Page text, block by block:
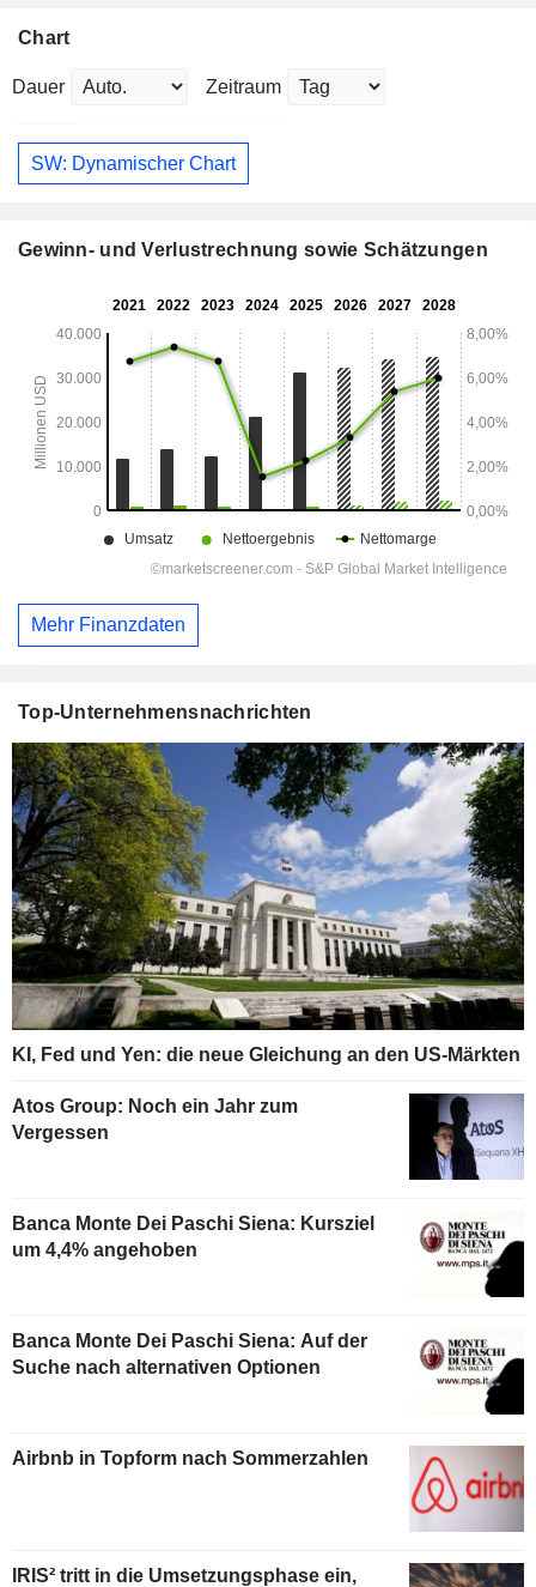
Chart
Dauer Zeitraum
SW: Dynamischer Chart
Gewinn- und Verlustrechnung sowie Schätzungen
Mehr Finanzdaten
Top-Unternehmensnachrichten
KI, Fed und Yen: die neue Gleichung an den US-Märkten
Atos Group: Noch ein Jahr zum
Vergessen
Banca Monte Dei Paschi Siena: Kursziel
um 4,4% angehoben
Banca Monte Dei Paschi Siena: Auf der
Suche nach alternativen Optionen
Airbnb in Topform nach Sommerzahlen
IRIS² tritt in die Umsetzungsphase ein,